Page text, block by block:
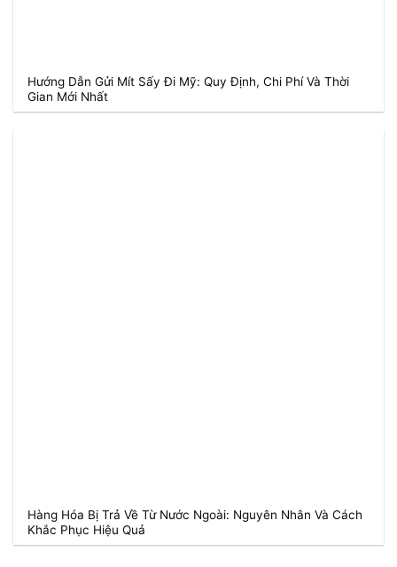
Hướng Dẫn Gửi Mít Sấy Đi Mỹ: Quy Định, Chi Phí Và Thời
Gian Mới Nhất
Hàng Hóa Bị Trả Về Từ Nước Ngoài: Nguyên Nhân Và Cách
Khắc Phục Hiệu Quả